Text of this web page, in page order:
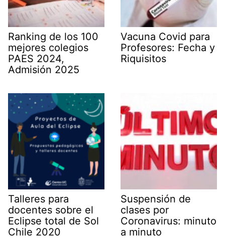
Ranking de los 100
mejores colegios
PAES 2024,
Admisión 2025
Vacuna Covid para
Profesores: Fecha y
Riquisitos
Talleres para
docentes sobre el
Eclipse total de Sol
Chile 2020
Suspensión de
clases por
Coronavirus: minuto
a minuto